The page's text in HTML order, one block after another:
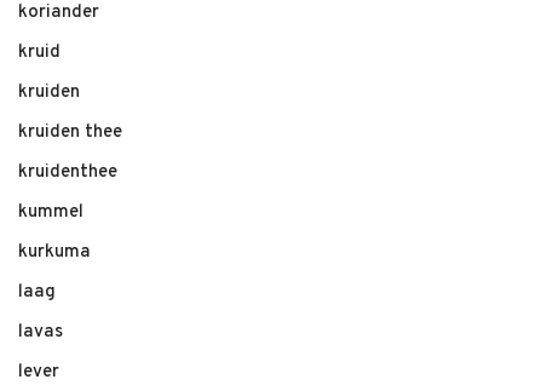
koriander
kruid
kruiden
kruiden thee
kruidenthee
kummel
kurkuma
laag
lavas
lever